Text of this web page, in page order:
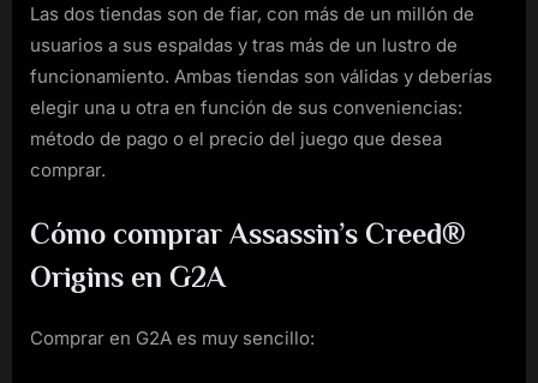
Las dos tiendas son de fiar, con más de un millón de
usuarios a sus espaldas y tras más de un lustro de
funcionamiento. Ambas tiendas son válidas y deberías
elegir una u otra en función de sus conveniencias:
método de pago o el precio del juego que desea
comprar.
Cómo comprar Assassin’s Creed®
Origins en G2A
Comprar en G2A es muy sencillo: